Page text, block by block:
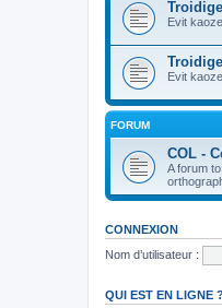
Evit
Evit
FORUM
COL -
A forum
CONNEXION
Nom d’utilisateur :
QUI EST EN LIGNE ?